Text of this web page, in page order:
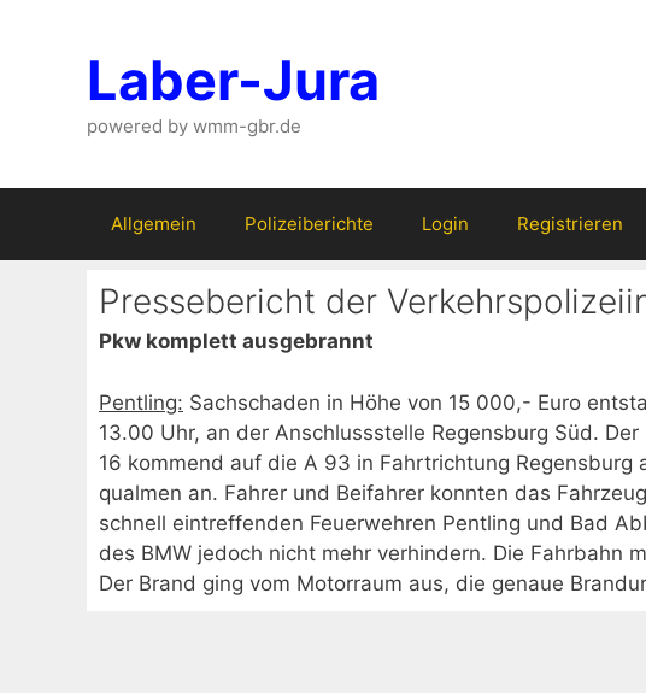
Laber-Jura
powered by wmm-gbr.de
Allgemein Polizeiberichte Login Registrieren
Pressebericht der
Pkw komplett ausgebrannt
Pentling: Sachschaden in Höhe von 15 000,- Euro
13.00 Uhr, an der Anschlussstelle Regensburg Süd.
16 kommend auf die A 93 in Fahrtrichtung
qualmen an. Fahrer und Beifahrer konnten das
schnell eintreffenden Feuerwehren Pentling und Bad
des BMW jedoch nicht mehr verhindern. Die Fahrbahn
Der Brand ging vom Motorraum aus, die genaue